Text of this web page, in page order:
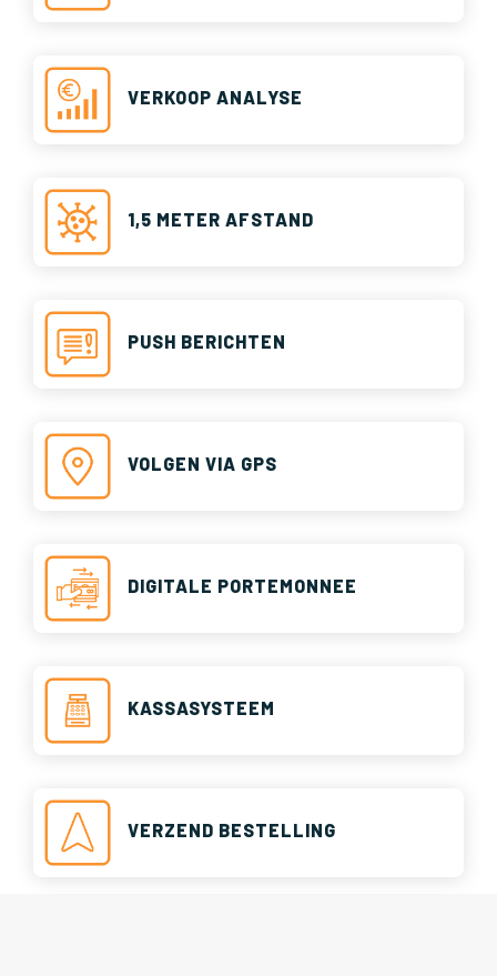
VERKOOP ANALYSE
1,5 METER AFSTAND
PUSH BERICHTEN
VOLGEN VIA GPS
DIGITALE PORTEMONNEE
KASSASYSTEEM
VERZEND BESTELLING